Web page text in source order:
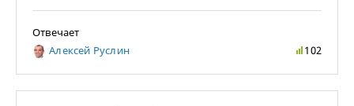
Отвечает
Алексей Руслин
102